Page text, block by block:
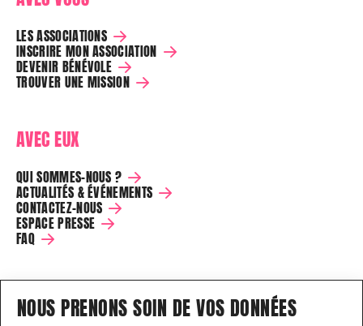
LES ASSOCIATIONS
INSCRIRE MON ASSOCIATION
DEVENIR BÉNÉVOLE
TROUVER UNE MISSION
AVEC EUX
QUI SOMMES-NOUS ?
ACTUALITÉS & ÉVÉNEMENTS
CONTACTEZ-NOUS
ESPACE PRESSE
FAQ
SUIVEZ NOTRE AVENTURE
NOUS PRENONS SOIN DE VOS DONNÉES